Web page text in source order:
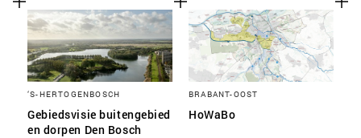
‘S-HERTOGENBOSCH
Gebiedsvisie buitengebied
en dorpen Den Bosch
BRABANT-OOST
HoWaBo